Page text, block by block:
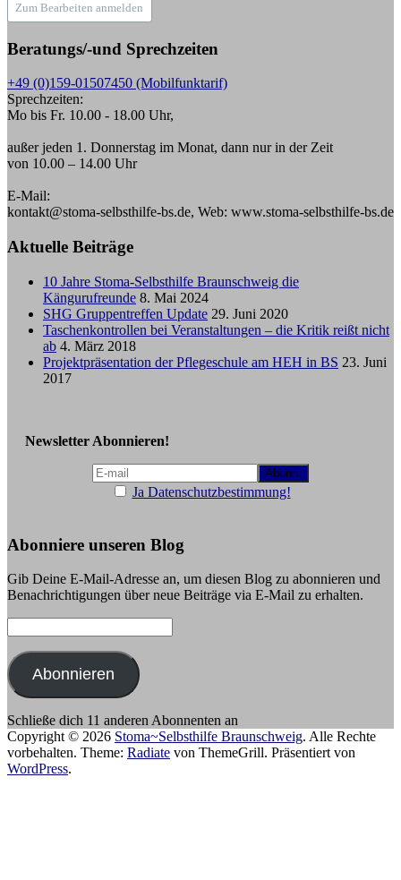
Zum Bearbeiten anmelden
Beratungs/-und Sprechzeiten
+49 (0)159-01507450 (Mobilfunktarif)
Sprechzeiten:
Mo bis Fr. 10.00 - 18.00 Uhr,
außer jeden 1. Donnerstag im Monat, dann nur in der Zeit
von 10.00 – 14.00 Uhr
E-Mail:
kontakt@stoma-selbsthilfe-bs.de, Web: www.stoma-selbsthilfe-bs.de
Aktuelle Beiträge
10 Jahre Stoma-Selbsthilfe Braunschweig die
Kängurufreunde 8. Mai 2024
SHG Gruppentreffen Update 29. Juni 2020
Taschenkontrollen bei Veranstaltungen – die Kritik reißt nicht
ab 4. März 2018
Projektpräsentation der Pflegeschule am HEH in BS 23. Juni
2017
Newsletter Abonnieren!
Ja Datenschutzbestimmung!
Abonniere unseren Blog
Gib Deine E-Mail-Adresse an, um diesen Blog zu abonnieren und
Benachrichtigungen über neue Beiträge via E-Mail zu erhalten.
Mail-
Adresse:
Abonnieren
Schließe dich 11 anderen Abonnenten an
Copyright © 2026 Stoma~Selbsthilfe Braunschweig. Alle Rechte
vorbehalten. Theme: Radiate von ThemeGrill. Präsentiert von
WordPress.